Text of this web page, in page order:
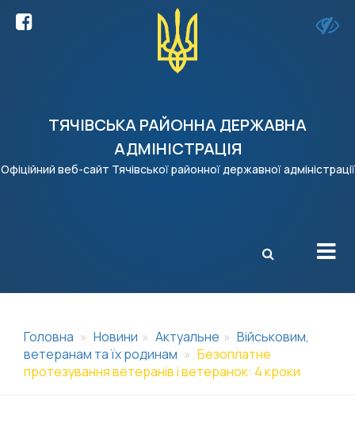
ТЯЧІВСЬКА РАЙОННА ДЕРЖАВНА
АДМІНІСТРАЦІЯ
Офіційний веб-сайт Тячівської районної державної адміністрації
X
Головна Новини Актуальне
Військовим,
ветеранам та їх родинам
Безоплатне
протезування ветеранів і ветеранок: 4 кроки